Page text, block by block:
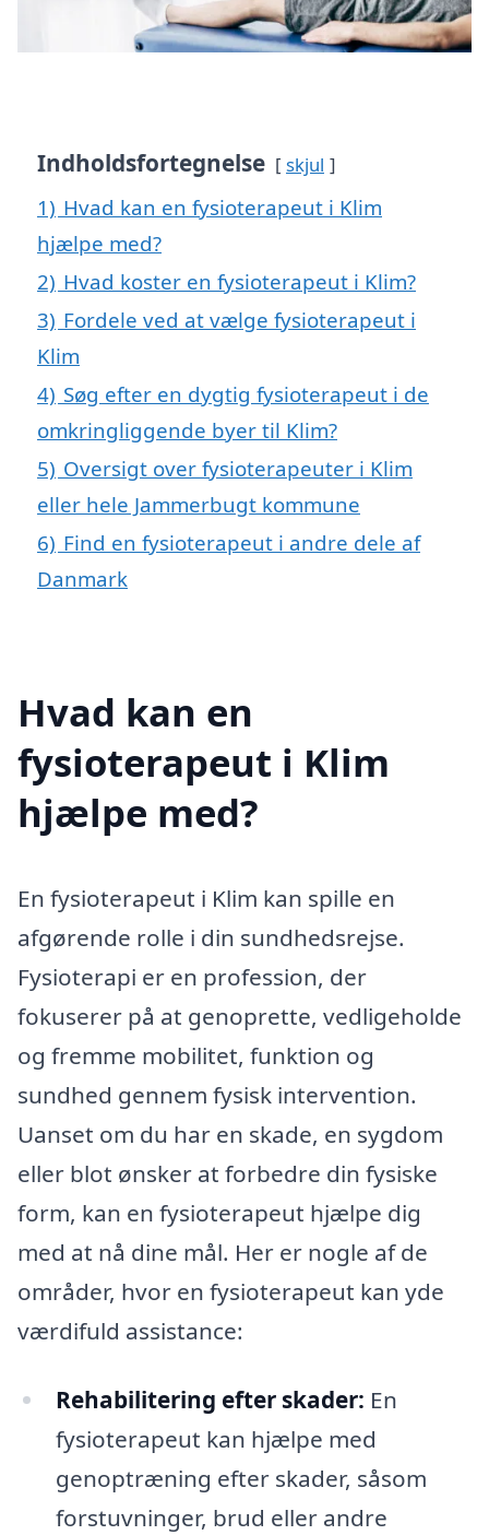
Indholdsfortegnelse skjul
1) Hvad kan en fysioterapeut i Klim
hjælpe med?
2) Hvad koster en fysioterapeut i Klim?
3) Fordele ved at vælge fysioterapeut i
Klim
4) Søg efter en dygtig fysioterapeut i de
omkringliggende byer til Klim?
5) Oversigt over fysioterapeuter i Klim
eller hele Jammerbugt kommune
6) Find en fysioterapeut i andre dele af
Danmark
Hvad kan en
fysioterapeut i Klim
hjælpe med?
En fysioterapeut i Klim kan spille en
afgørende rolle i din sundhedsrejse.
Fysioterapi er en profession, der
fokuserer på at genoprette, vedligeholde
og fremme mobilitet, funktion og
sundhed gennem fysisk intervention.
Uanset om du har en skade, en sygdom
eller blot ønsker at forbedre din fysiske
form, kan en fysioterapeut hjælpe dig
med at nå dine mål. Her er nogle af de
områder, hvor en fysioterapeut kan yde
værdifuld assistance:
Rehabilitering efter skader: En
fysioterapeut kan hjælpe med
genoptræning efter skader, såsom
forstuvninger, brud eller andre